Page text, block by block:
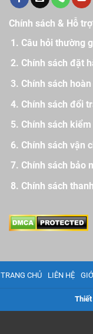
Chính sách & Hỗ trợ
Câu hỏi thường
Chính sách đặt
Chính sách
Chính sách đổi
Chính sách
Chính sách vận
Chính sách bảo
Chính sách
TRANG CHỦ LIÊN HỆ
Thiết